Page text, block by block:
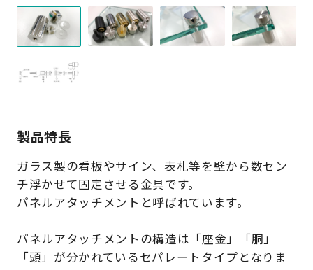
製品特長
ガラス製の看板やサイン、表札等を壁から数セン
チ浮かせて固定させる金具です。
パネルアタッチメントと呼ばれています。
パネルアタッチメントの構造は「座金」「胴」
「頭」が分かれているセパレートタイプとなりま